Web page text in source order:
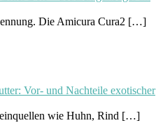
Die Amicura Cura2 […]
Vor- und Nachteile exotischer
wie Huhn, Rind […]